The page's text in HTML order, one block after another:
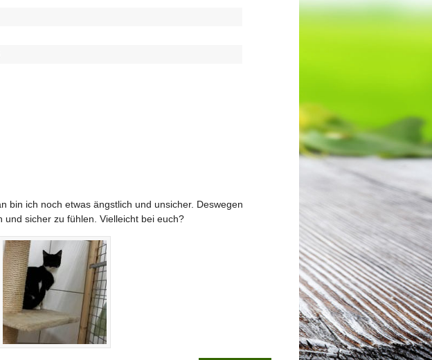
bin ich noch etwas ängstlich und unsicher. Deswegen
sicher zu fühlen. Vielleicht bei euch?